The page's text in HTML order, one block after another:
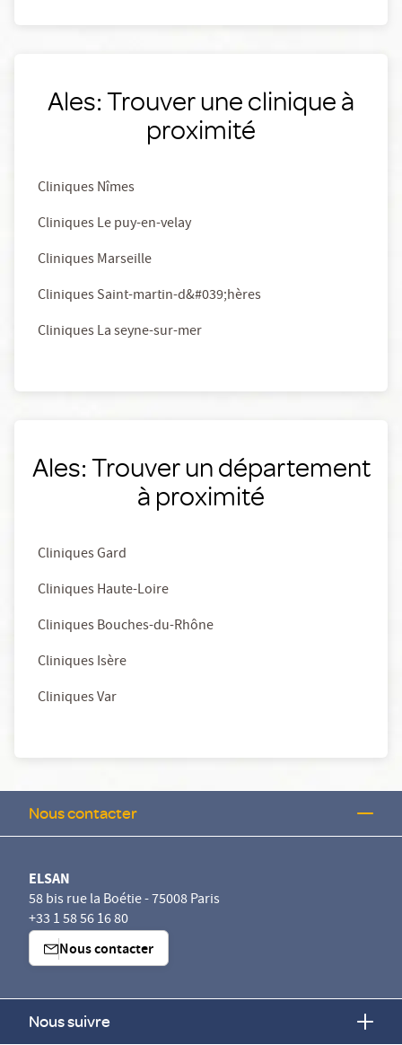
Ales: Trouver une clinique à
proximité
Cliniques Nîmes
Cliniques Le puy-en-velay
Cliniques Marseille
Cliniques Saint-martin-d&#039;hères
Cliniques La seyne-sur-mer
Ales: Trouver un département
à proximité
Cliniques Gard
Cliniques Haute-Loire
Cliniques Bouches-du-Rhône
Cliniques Isère
Cliniques Var
Nous contacter
ELSAN
58 bis rue la Boétie - 75008 Paris
+33 1 58 56 16 80
Nous contacter
Nous suivre